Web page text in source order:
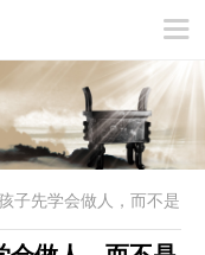
子先学会做人，而不是